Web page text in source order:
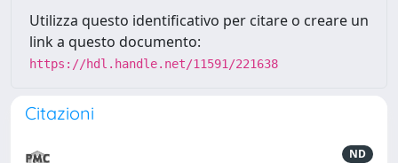
Utilizza questo identificativo per citare o creare un
link a questo documento:
https://hdl.handle.net/11591/221638
Citazioni
ND